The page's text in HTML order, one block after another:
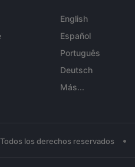
English
Español
Português
Deutsch
Más...
los derechos reservados •